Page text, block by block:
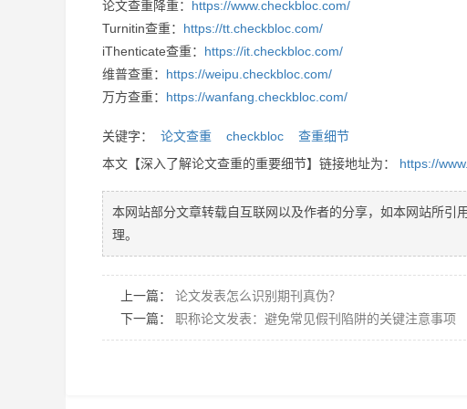
论文查重降重： https://www.checkbloc.com/
Turnitin查重： https://tt.checkbloc.com/
iThenticate查重： https://it.checkbloc.com/
维普查重： https://weipu.checkbloc.com/
万方查重： https://wanfang.checkbloc.com/
关键字： 论文查重 checkbloc
查重细节
本文【深入了解论文查重的重要细节】链接地址为： https://
本网站部分文章转载自互联网以及作者的分享，如本网站所
理。
上一篇： 论文发表怎么识别期刊真伪？
下一篇： 职称论文发表：避免常见假刊陷阱的关键注意事项